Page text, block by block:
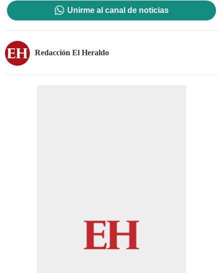
Unirme al canal de noticias
Redacción El Heraldo